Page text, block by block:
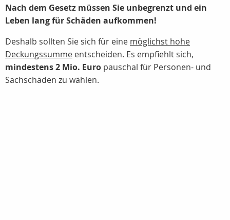
Nach dem Gesetz müssen Sie unbegrenzt und ein
Leben lang für Schäden aufkommen!
Deshalb sollten Sie sich für eine möglichst hohe
Deckungssumme entscheiden. Es empfiehlt sich,
mindestens 2 Mio. Euro pauschal für Personen- und
Sachschäden zu wählen.